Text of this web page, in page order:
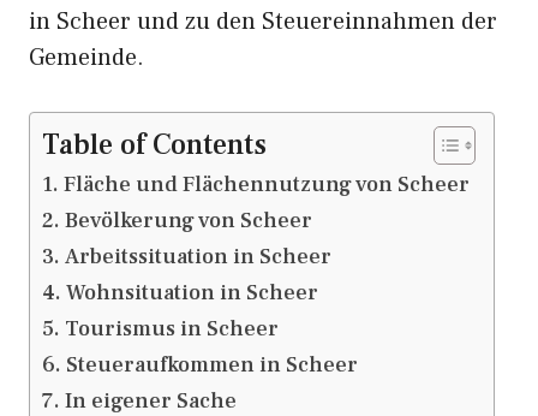
in Scheer und zu den Steuereinnahmen der
Gemeinde.
Table of Contents
Fläche und Flächennutzung von Scheer
Bevölkerung von Scheer
Arbeitssituation in Scheer
Wohnsituation in Scheer
Tourismus in Scheer
Steueraufkommen in Scheer
In eigener Sache